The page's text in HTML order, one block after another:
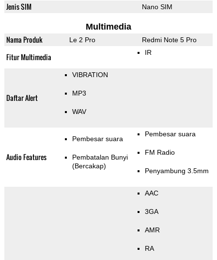
Jenis SIM Nano SIM
Multimedia
Nama Produk Le 2 Pro Redmi Note 5 Pro
Fitur Multimedia IR
Daftar Alert
VIBRATION
MP3
WAV
Audio Features
Pembesar suara
Pembatalan Bunyi
(Bercakap)
Pembesar suara
FM Radio
Penyambung 3.5mm
AAC
3GA
AMR
RA